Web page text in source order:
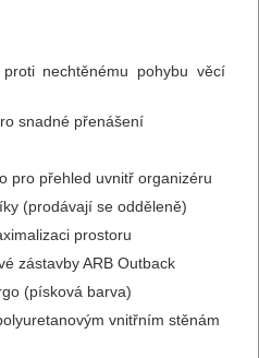
nechtěnému pohybu věcí
snadné přenášení
pro přehled uvnitř organizéru
(prodávají se odděleně)
prostoru
zástavby ARB Outback
(písková barva)
vnitřním stěnám